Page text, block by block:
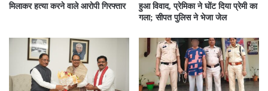
मिलाकर हत्या करने वाले आरोपी गिरफ्तार
हुआ विवाद, प्रेमिका ने घोंट दिया प्रेमी का
गला; सीपत पुलिस ने भेजा जेल